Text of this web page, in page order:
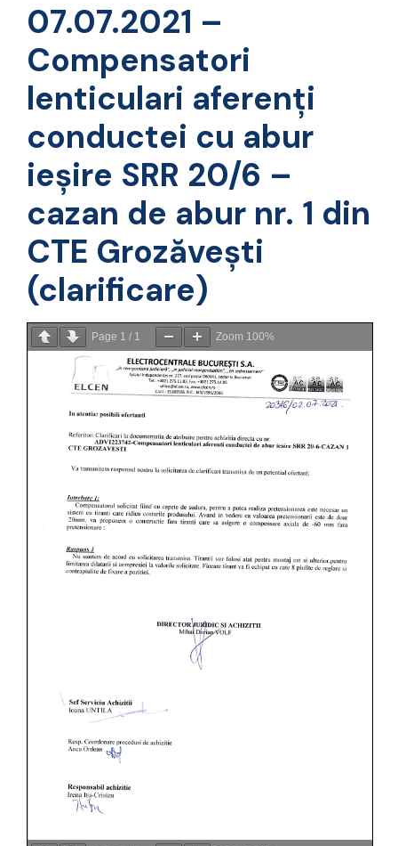
07.07.2021 –
Compensatori
lenticulari aferenți
conductei cu abur
ieșire SRR 20/6 –
cazan de abur nr. 1 din
CTE Grozăvești
(clarificare)
Page 1 / 1 Zoom 100%